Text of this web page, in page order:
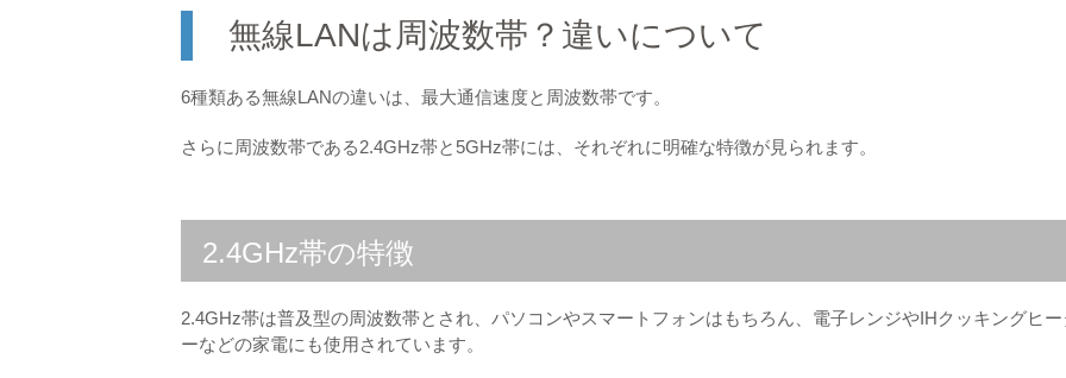
無線LANは周波数帯？違いについて
6種類ある無線LANの違いは、最大通信速度と周波数帯です。
さらに周波数帯である2.4GHz帯と5GHz帯には、それぞれに明確な特徴が見られます。
2.4GHz帯の特徴
2.4GHz帯は普及型の周波数帯とされ、パソコンやスマートフォンはもちろん、電子レンジやIHクッキングヒー
ーなどの家電にも使用されています。